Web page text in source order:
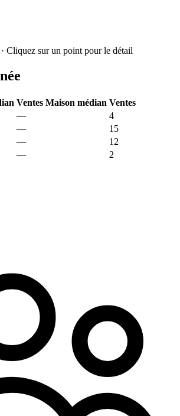
· Cliquez sur un point pour le détail
Ventes Maison médian Ventes
—
4
—
15
—
12
— 2